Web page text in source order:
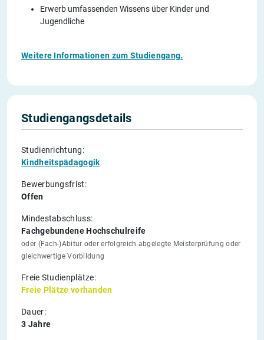
Erwerb umfassenden Wissens über Kinder und
Jugendliche
Weitere Informationen zum Studiengang.
Studiengangsdetails
Studienrichtung:
Kindheitspädagogik
Bewerbungsfrist:
Offen
Mindestabschluss:
Fachgebundene Hochschulreife
oder (Fach-)Abitur oder erfolgreich abgelegte Meisterprüfung oder
gleichwertige Vorbildung
Freie Studienplätze:
Freie Plätze vorhanden
Dauer:
3 Jahre